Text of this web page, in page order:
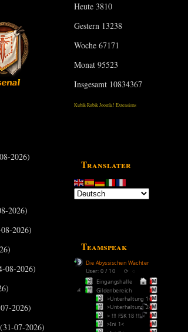
Heute3810
Gestern 13238
Woche67171
Monat95523
Insgesamt 10834367
Kubik-Rubik Joomla! Extensions
Translater
Teamspeak
Die Abyssischen Wächter
User: 0 / 10 ⟳
Eingangshalle
Gildenbereich
>Unterhaltung 1<
>Unterhaltung 2<
> !!! FSK 18 !!! <
>Ini 1<
2026)
2026)
2026)
08-2026)
2026)
07-2026)